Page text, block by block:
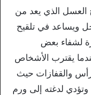
العسل الذي يعد من
ويساعد في تلقيح
لشفاء بعض
يقترب الأشخاص
والقفازات حيث
لدغته إلى ورم